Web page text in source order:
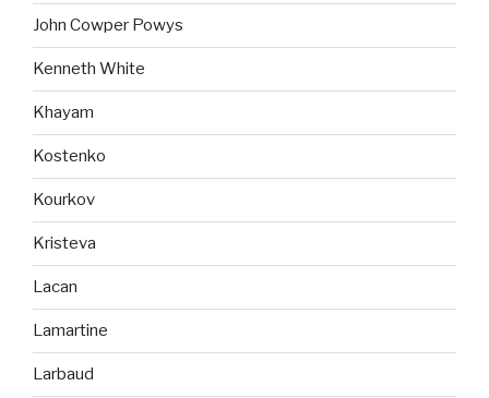
John Cowper Powys
Kenneth White
Khayam
Kostenko
Kourkov
Kristeva
Lacan
Lamartine
Larbaud